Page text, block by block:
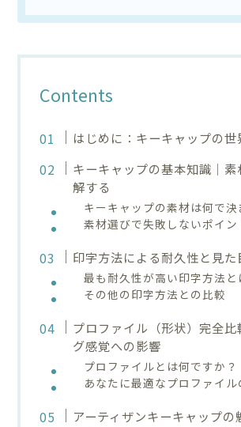
Contents
はじめに：キーキャップの世
キーキャップの基本知識｜
解する
キーキャップの素材は何で決
素材選びで失敗しないポイン
印字方法による耐久性と見た
最も耐久性が高い印字方法と
その他の印字方法との比較
プロファイル（形状）完全比
グ感覚への影響
プロファイルとは何ですか？
あなたに最適なプロファイル
アーティザンキーキャップの